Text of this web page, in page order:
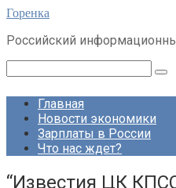
Перейти
контенту
Горенка
Российский
Главная
Новости экономики
Зарплаты в России
Что нас ждет?
“Известия ЦК